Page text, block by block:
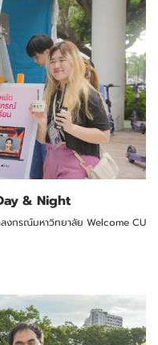
& Night
งกรณ์มหาวิทยาลัย Welcome CU